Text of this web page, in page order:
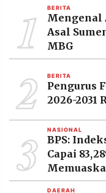
PRAMUDITA
2026
PT.
MEDIA
PRAMUDITA
1 BERITA
Mengenal
Asal
MBG
2 BERITA
Pengurus
2026-2031
3 NASIONAL
BPS:
Capai
DAERAH